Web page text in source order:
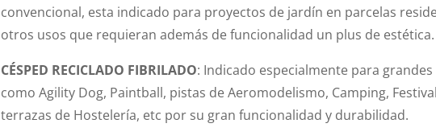
convencional, esta indicado para proyectos de jardín en parcelas
otros usos que requieran además de funcionalidad un plus de estética.
CÉSPED RECICLADO FIBRILADO: Indicado especialmente para
como Agility Dog, Paintball, pistas de Aeromodelismo, Camping,
terrazas de Hostelería, etc por su gran funcionalidad y durabilidad.